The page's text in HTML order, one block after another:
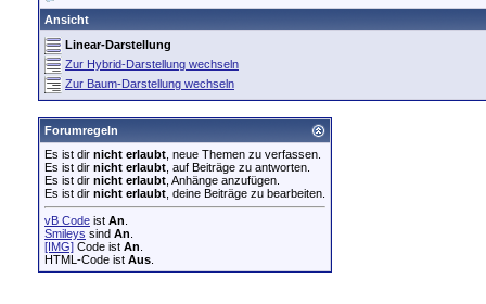
Ansicht
Linear-Darstellung
Zur Hybrid-Darstellung wechseln
Zur Baum-Darstellung wechseln
Forumregeln
Es ist dir nicht erlaubt , neue Themen zu verfassen.
Es ist dir nicht erlaubt , auf Beiträge zu antworten.
Es ist dir nicht erlaubt , Anhänge anzufügen.
Es ist dir nicht erlaubt , deine Beiträge zu bearbeiten.
vB Code ist An
Smileys sind An
[IMG] Code ist An
HTML-Code ist Aus